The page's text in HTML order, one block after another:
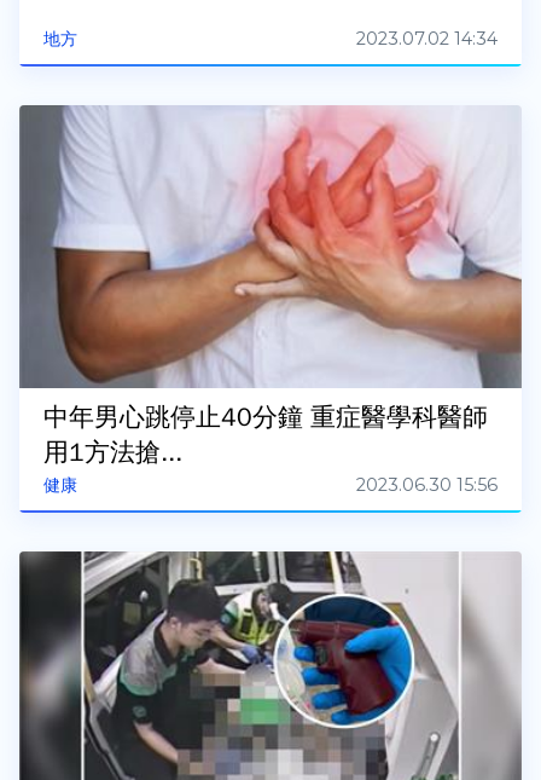
地方 2023.07.02 14:34
健康
中年男心跳停止40分鐘 重症醫學科醫師
用1方法搶...
2023.06.30 15:56